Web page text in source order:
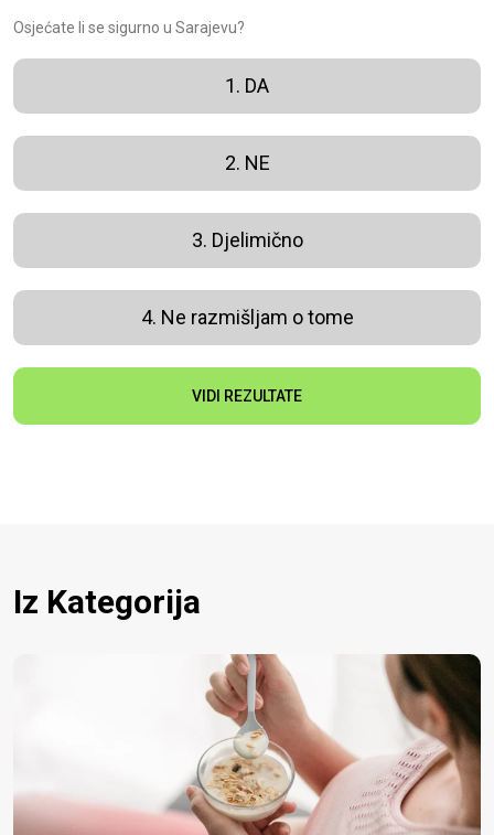
Osjećate li se sigurno u Sarajevu?
1. DA
2. NE
3. Djelimično
4. Ne razmišljam o tome
VIDI REZULTATE
Iz Kategorija